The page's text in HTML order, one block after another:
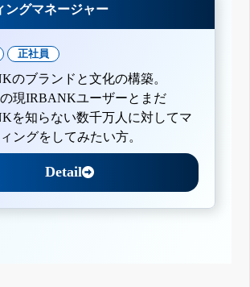
ングマネージャー
正社員
のブランドと文化の構築。
現IRBANKユーザーとまだ
を知らない数千万人に対してマ
ングをしてみたい方。
Detail